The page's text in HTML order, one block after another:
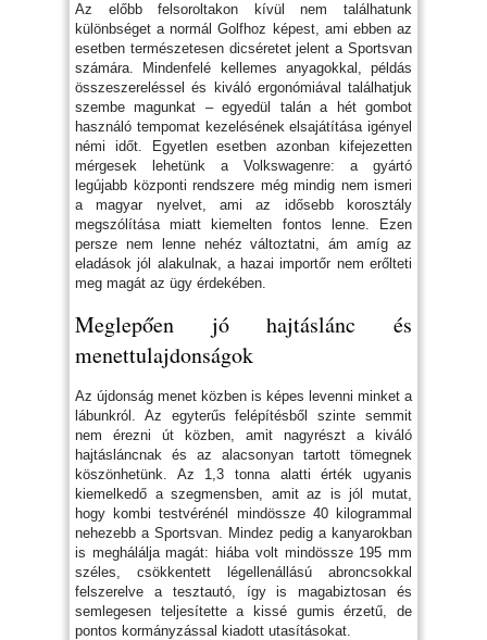
Az előbb felsoroltakon kívül nem találhatunk
különbséget a normál Golfhoz képest, ami ebben az
esetben természetesen dicséretet jelent a Sportsvan
számára. Mindenfelé kellemes anyagokkal, példás
összeszereléssel és kiváló ergonómiával találhatjuk
szembe magunkat – egyedül talán a hét gombot
használó tempomat kezelésének elsajátítása igényel
némi időt. Egyetlen esetben azonban kifejezetten
mérgesek lehetünk a Volkswagenre: a gyártó
legújabb központi rendszere még mindig nem ismeri
a magyar nyelvet, ami az idősebb korosztály
megszólítása miatt kiemelten fontos lenne. Ezen
persze nem lenne nehéz változtatni, ám amíg az
eladások jól alakulnak, a hazai importőr nem erőlteti
meg magát az ügy érdekében.
Meglepően jó hajtáslánc és
menettulajdonságok
Az újdonság menet közben is képes levenni minket a
lábunkról. Az egyterűs felépítésből szinte semmit
nem érezni út közben, amit nagyrészt a kiváló
hajtásláncnak és az alacsonyan tartott tömegnek
köszönhetünk. Az 1,3 tonna alatti érték ugyanis
kiemelkedő a szegmensben, amit az is jól mutat,
hogy kombi testvérénél mindössze 40 kilogrammal
nehezebb a Sportsvan. Mindez pedig a kanyarokban
is meghálálja magát: hiába volt mindössze 195 mm
széles, csökkentett légellenállású abroncsokkal
felszerelve a tesztautó, így is magabiztosan és
semlegesen teljesítette a kissé gumis érzetű, de
pontos kormányzással kiadott utasításokat.